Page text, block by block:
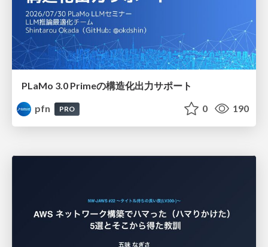
PLaMo 3.0 Primeの構造化出力サポート
pfn
PRO 0 190